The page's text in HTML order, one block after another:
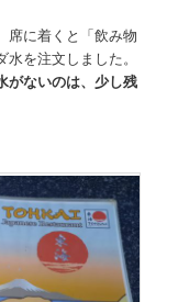
席に着くと「飲み物
を注文しました。
がないのは、少し残